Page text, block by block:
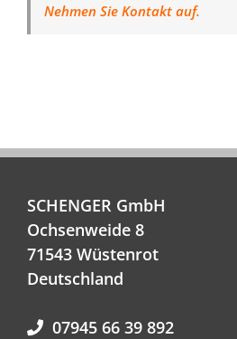
Nehmen Sie Kontakt auf.
SCHENGER GmbH
Ochsenweide 8
71543 Wüstenrot
Deutschland
07945 66 39 892